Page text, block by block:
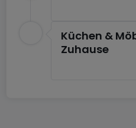
Küchen &
Zuhause